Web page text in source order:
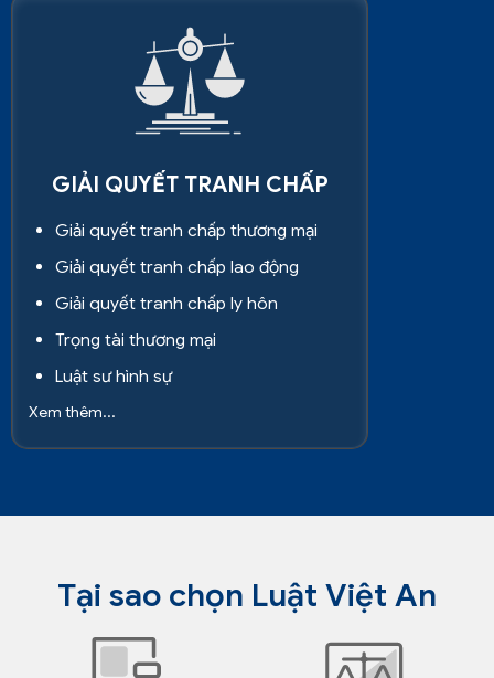
GIẢI QUYẾT TRANH CHẤP
Giải quyết tranh chấp thương mại
Giải quyết tranh chấp lao động
Giải quyết tranh chấp ly hôn
Trọng tài thương mại
Luật sư hình sự
Xem thêm...
Tại sao chọn Luật Việt An